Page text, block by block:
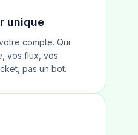
unique
compte. Qui
vos flux, vos
pas un bot.